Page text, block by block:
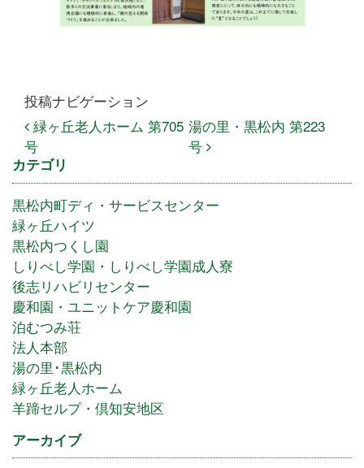
投稿ナビゲーション
緑ヶ丘老人ホーム 第705
号
湯の里・黒松内 第223
号
カテゴリ
黒松内町ディ・サービスセンター
緑ヶ丘ハイツ
黒松内つくし園
しりべし学園・しりべし学園成人寮
後志リハビリセンター
慶和園・ユニットケア慶和園
泊むつみ荘
法人本部
湯の里･黒松内
緑ヶ丘老人ホーム
羊蹄セルプ・倶知安地区
アーカイブ